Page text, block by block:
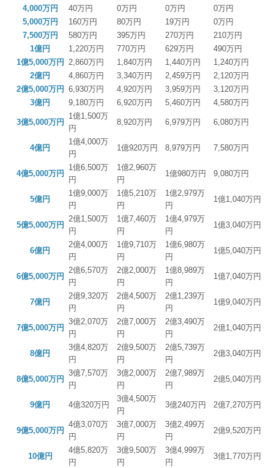
4,000万円 40万円 0万円 0万円
0万円
5,000万円
160万円 80万円 19万円
0万円
7,500万円
580万円 395万円 270万円
210万円
1億円
1,220万円 770万円 629万円
490万円
1億5,000万円 2,860万円 1,840万円 1,440万円
1,240万円
2億円
4,860万円 3,340万円 2,459万円
2,120万円
2億5,000万円 6,930万円 4,920万円 3,959万円
3,120万円
3億円
9,180万円 6,920万円 5,460万円 4,580万円
3億5,000万円
1億1,500万
円
8,920万円 6,979万円 6,080万円
4億円
1億4,000万
円
1億920万円 8,979万円 7,580万円
4億5,000万円
1億6,500万
円
1億2,960万
円
1億980万円 9,080万円
5億円
1億9,000万
円
1億5,210万
円
1億2,979万
円
1億1,040万円
5億5,000万円
2億1,500万
円
1億7,460万
円
1億4,979万
円
1億3,040万円
6億円
2億4,000万
円
1億9,710万
円
1億6,980万
円
1億5,040万円
6億5,000万円
2億6,570万
円
2億2,000万
円
1億8,989万
円
1億7,040万円
7億円
2億9,320万
円
2億4,500万
円
2億1,239万
円
1億9,040万円
7億5,000万円
3億2,070万
円
2億7,000万
円
2億3,490万
円
2億1,040万円
8億円
3億4,820万
円
2億9,500万
円
2億5,739万
円
2億3,040万円
8億5,000万円
3億7,570万
円
3億2,000万
円
2億7,989万
円
2億5,040万円
9億円 4億320万円
3億4,500万
円
3億240万円 2億7,270万円
9億5,000万円
4億3,070万
円
3億7,000万
円
3億2,499万
円
2億9,520万円
10億円
4億5,820万
円
3億9,500万
円
3億4,999万
円
3億1,770万円